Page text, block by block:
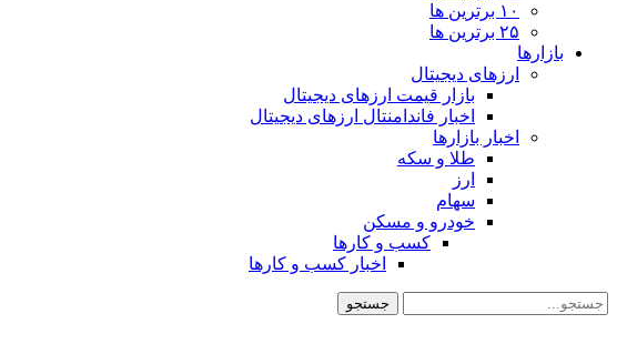
۱۰ برترین ها
۲۵ برترین ها
بازارها
ارزهای دیجیتال
بازار قیمت ارزهای دیجیتال
اخبار فاندامنتال ارزهای دیجیتال
اخبار بازارها
طلا و سکه
ارز
سهام
خودرو و مسکن
کسب و کارها
اخبار کسب و کارها